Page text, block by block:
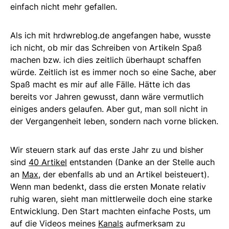
einfach nicht mehr gefallen.
Als ich mit hrdwreblog.de angefangen habe, wusste
ich nicht, ob mir das Schreiben von Artikeln Spaß
machen bzw. ich dies zeitlich überhaupt schaffen
würde. Zeitlich ist es immer noch so eine Sache, aber
Spaß macht es mir auf alle Fälle. Hätte ich das
bereits vor Jahren gewusst, dann wäre vermutlich
einiges anders gelaufen. Aber gut, man soll nicht in
der Vergangenheit leben, sondern nach vorne blicken.
Wir steuern stark auf das erste Jahr zu und bisher
sind 40 Artikel entstanden (Danke an der Stelle auch
an Max, der ebenfalls ab und an Artikel beisteuert).
Wenn man bedenkt, dass die ersten Monate relativ
ruhig waren, sieht man mittlerweile doch eine starke
Entwicklung. Den Start machten einfache Posts, um
auf die Videos meines Kanals aufmerksam zu